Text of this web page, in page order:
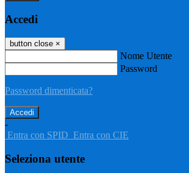
Accedi
button close ×
Nome Utente
Password
Password dimenticata?
-
Entra con SPID Entra con CIE
Seleziona utente